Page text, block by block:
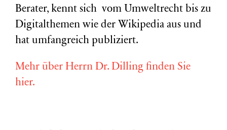
Berater, kennt sich vom Umweltrecht bis zu
Digitalthemen wie der Wikipedia aus und
hat umfangreich publiziert.
Mehr über Herrn Dr. Dilling finden Sie
hier.